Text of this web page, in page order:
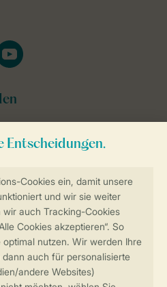
Online-Buchung